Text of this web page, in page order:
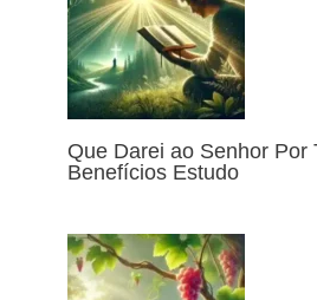
Que Darei ao Senhor Por
Benefícios Estudo